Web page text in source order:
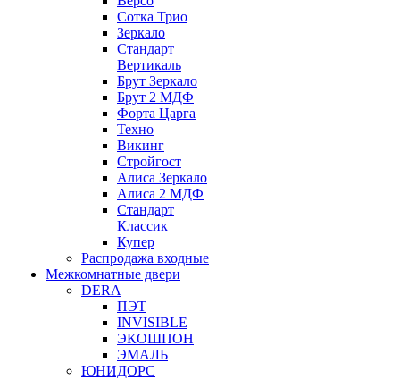
Сотка Трио
Зеркало
Стандарт
Вертикаль
Брут Зеркало
Брут 2 МДФ
Форта Царга
Техно
Викинг
Стройгост
Алиса Зеркало
Алиса 2 МДФ
Стандарт
Классик
Купер
Распродажа входные
Межкомнатные двери
DERA
ПЭТ
INVISIBLE
ЭКОШПОН
ЭМАЛЬ
ЮНИДОРС